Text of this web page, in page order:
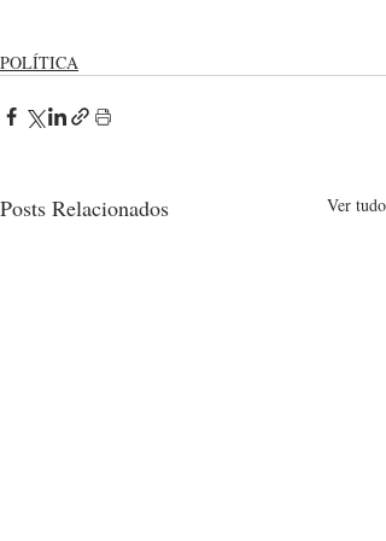
POLÍTICA
Posts Relacionados Ver tudo